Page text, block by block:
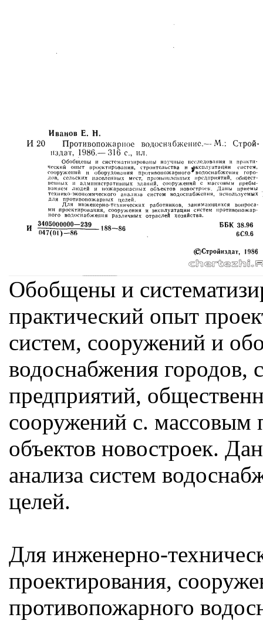
Обобщены и
практический опыт
систем, сооружений и
водоснабжения
предприятий,
сооружений с.
объектов новостроек.
анализа систем
целей.
Для инженерно-
проектирования,
противопожарного